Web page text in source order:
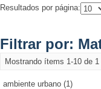
Resultados por página:
Filtrar por:
Mostrando ítems 1-10 de 1
ambiente urbano (1)